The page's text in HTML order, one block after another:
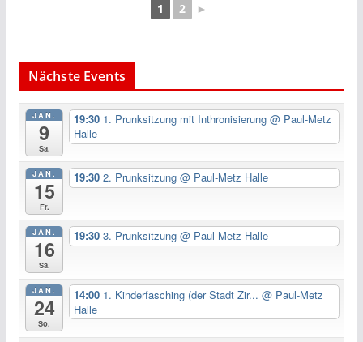
1 2 ►
Nächste Events
JAN.
9
Sa.
19:30 1. Prunksitzung mit Inthronisierung@ Paul-Metz
Halle
JAN.
15
Fr.
19:302. Prunksitzung@ Paul-Metz Halle
JAN.
16
Sa.
19:303. Prunksitzung@ Paul-Metz Halle
JAN.
24
So.
14:00 1. Kinderfasching (der Stadt Zir...@ Paul-Metz
Halle